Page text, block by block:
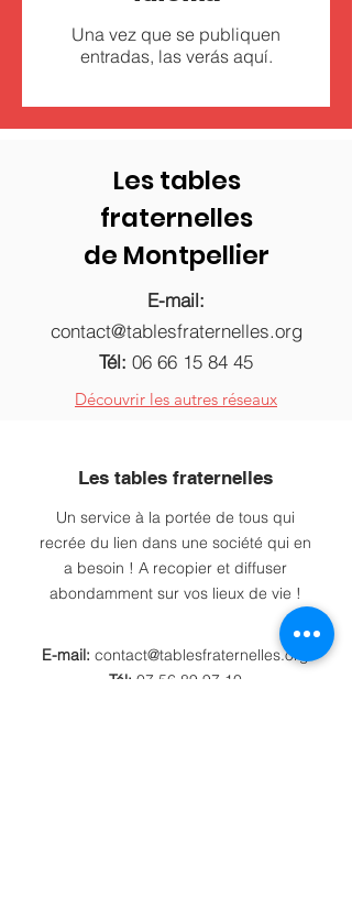
Una vez que se publiquen
entradas, las verás aquí.
Les tables
fraternelles
de Montpellier
E-mail:
contact@tablesfraternelles.org
Tél: 06 66 15 84 45
Découvrir les autres réseaux
Les tables fraternelles
Un service à la portée de tous qui
recrée du lien dans une société qui en
a besoin ! A recopier et diffuser
abondamment sur vos lieux de vie !
E-mail: contact@tablesfraternelles.org
Tél: 07 56 89 97 10